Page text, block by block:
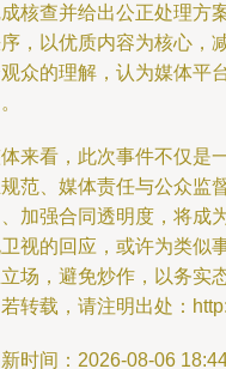
核查并给出公正处理方
，以优质内容为核心，
众的理解，认为媒体平
来看，此次事件不仅是
范、媒体责任与公众监
加强合同透明度，将成
视的回应，或许为类似
场，避免炒作，以务实
转载，请注明出处：
时间：2026-08-06